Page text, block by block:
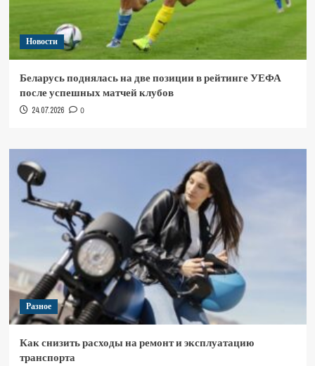
Новости
Беларусь поднялась на две позиции в рейтинге УЕФА
после успешных матчей клубов
24.07.2026 0
Разное
Как снизить расходы на ремонт и эксплуатацию
транспорта